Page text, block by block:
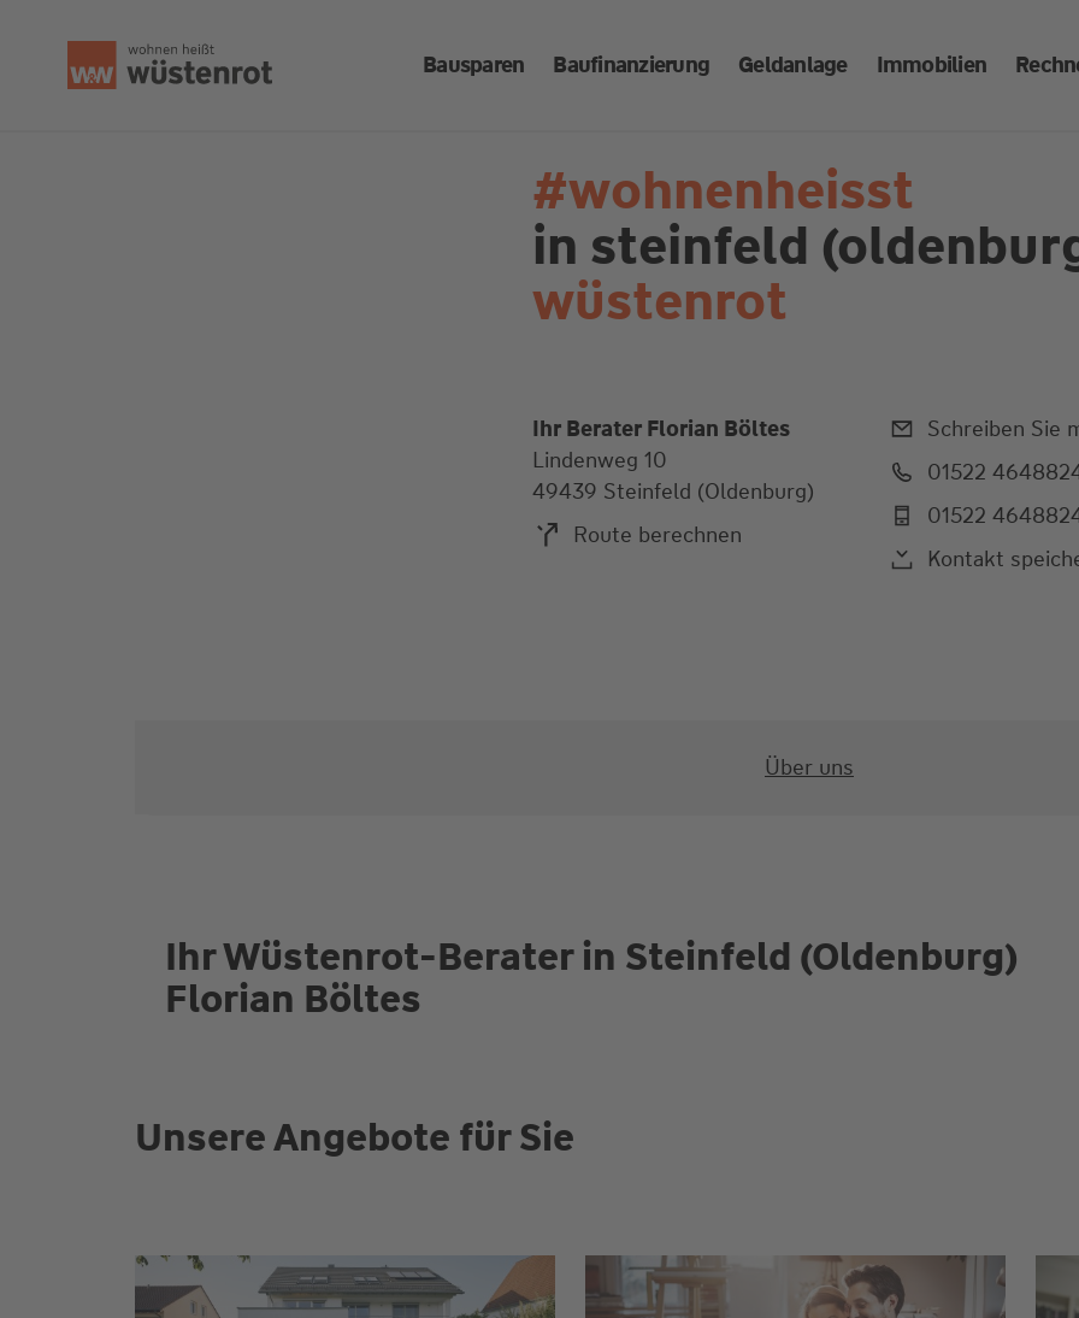
Bausparen Baufinanzierung Geldanlage Immobilien
#wohnenheisst
in steinfeld
wüstenrot
Ihr Berater Florian Böltes
Lindenweg 10
49439 Steinfeld (Oldenburg)
Route berechnen
Schreiben Sie
01522
01522
Kontakt
Über uns
Ihr Wüstenrot-Berater in Steinfeld (Oldenburg)
Florian Böltes
Unsere Angebote für Sie